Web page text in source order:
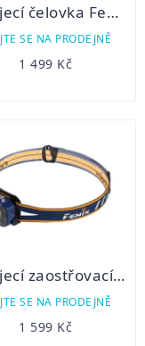
Nabíjecí čelovka Fenix HL32R
SE NA PRODEJNĚ
1 499 Kč
Nabíjecí zaostřovací čelovka Fenix HL40R
SE NA PRODEJNĚ
1 599 Kč